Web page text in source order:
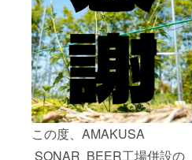
しばらくお待ちください。
また進捗がありましたらご
報告させていただきます！
引き続きAMAKUSA
SONAR BEERをよろしくお
願いいたします。
AMAKUSA SONAR BEER
がるホップ畑を眺めなが
ら‥フェリーの汽笛やカモ
メの声を聴きながら…出来
立てのクラフトビールを
ゆっくりと嗜む…工場直営
でしか体験できない限定
ビールなど、天草の地で、
この度、AMAKUSA
SONAR BEER工場併設の